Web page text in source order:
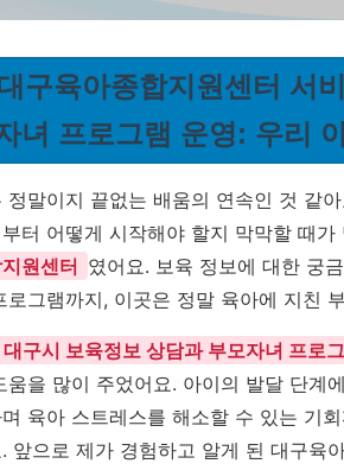
구육아종합지원센터 서
녀 프로그램 운영: 우리
정말이지 끝없는 배움의 연속인 것 같
터 어떻게 시작해야 할지 막막할 때
원센터 였어요. 보육 정보에 대한 궁
로그램까지, 이곳은 정말 육아에 지친
대구시 보육정보 상담과 부모자녀 프로
움을 많이 주었어요. 아이의 발달 단계
육아 스트레스를 해소할 수 있는 기
앞으로 제가 경험하고 알게 된 대구육